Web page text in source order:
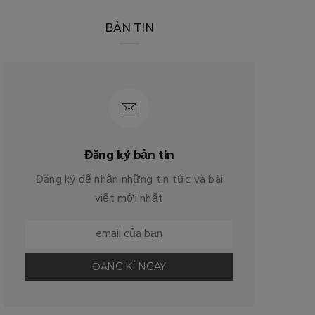
BẢN TIN
Đăng ký bản tin
Đăng ký để nhận những tin tức và bài
viết mới nhất